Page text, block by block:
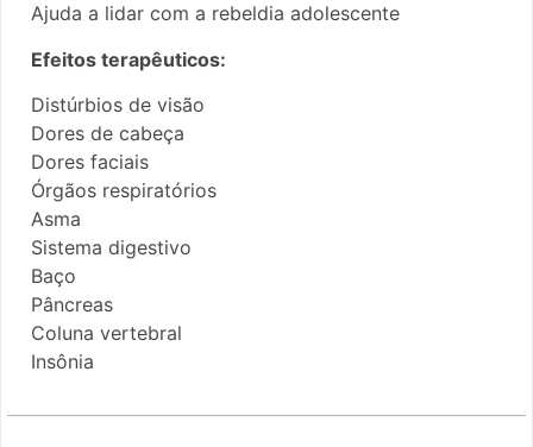
Ajuda a lidar com a rebeldia adolescente
Efeitos terapêuticos:
Distúrbios de visão
Dores de cabeça
Dores faciais
Órgãos respiratórios
Asma
Sistema digestivo
Baço
Pâncreas
Coluna vertebral
Insônia